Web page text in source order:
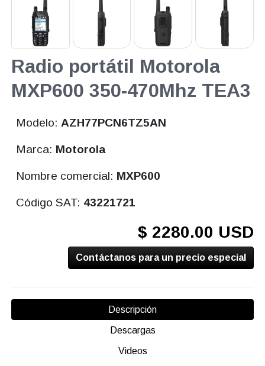
Radio portátil Motorola
MXP600 350-470Mhz TEA3
Modelo: AZH77PCN6TZ5AN
Marca: Motorola
Nombre comercial: MXP600
Código SAT: 43221721
$ 2280.00 USD
Contáctanos para un precio especial
Descripción
Descargas
Videos